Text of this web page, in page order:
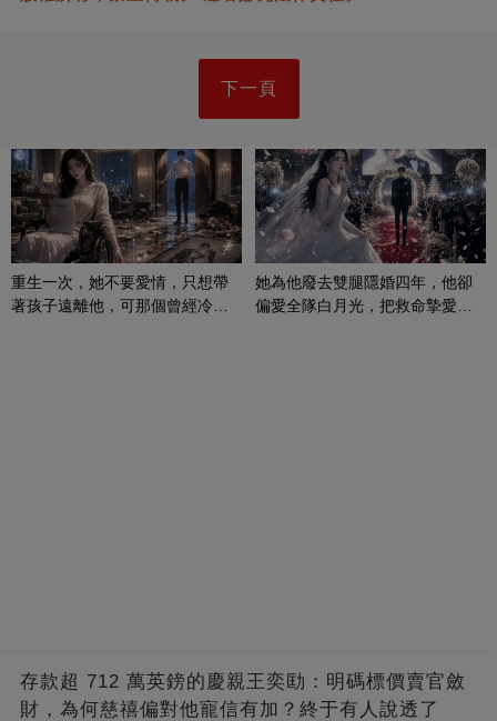
下一頁
重生一次，她不要愛情，只想帶
著孩子遠離他，可那個曾經冷漠
她為他廢去雙腿隱婚四年，他卻
偏愛全隊白月光，把救命摯愛當
存款超 712 萬英鎊的慶親王奕劻：明碼標價賣官斂
財，為何慈禧偏對他寵信有加？終于有人說透了